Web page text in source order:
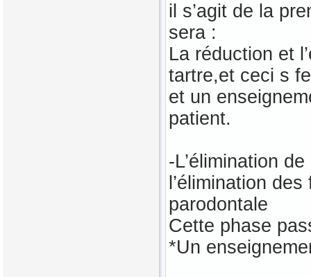
il s’agit de la
sera :
La réduction et
tartre,et ceci s
et un
patient.
-L’élimination
l’élimination
parodontale
Cette phase
*Un